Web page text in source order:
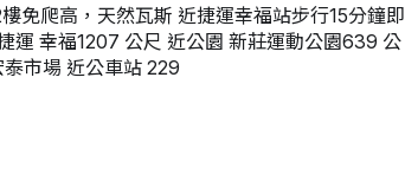
免爬高，天然瓦斯 近捷運幸福站步行15分鐘即
運 幸福1207 公尺 近公園 新莊運動公園639 公
市場 近公車站 229